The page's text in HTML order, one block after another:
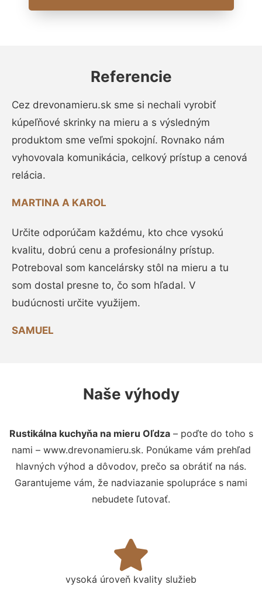
Referencie
Cez drevonamieru.sk sme si nechali vyrobiť
kúpeľňové skrinky na mieru a s výsledným
produktom sme veľmi spokojní. Rovnako nám
vyhovovala komunikácia, celkový prístup a cenová
relácia.
MARTINA A KAROL
Určite odporúčam každému, kto chce vysokú
kvalitu, dobrú cenu a profesionálny prístup.
Potreboval som kancelársky stôl na mieru a tu
som dostal presne to, čo som hľadal. V
budúcnosti určite využijem.
SAMUEL
Naše výhody
Rustikálna kuchyňa na mieru Oľdza– poďte do toho s
nami – www.drevonamieru.sk. Ponúkame vám prehľad
hlavných výhod a dôvodov, prečo sa obrátiť na nás.
Garantujeme vám, že nadviazanie spolupráce s nami
nebudete ľutovať.
vysoká úroveň kvality služieb